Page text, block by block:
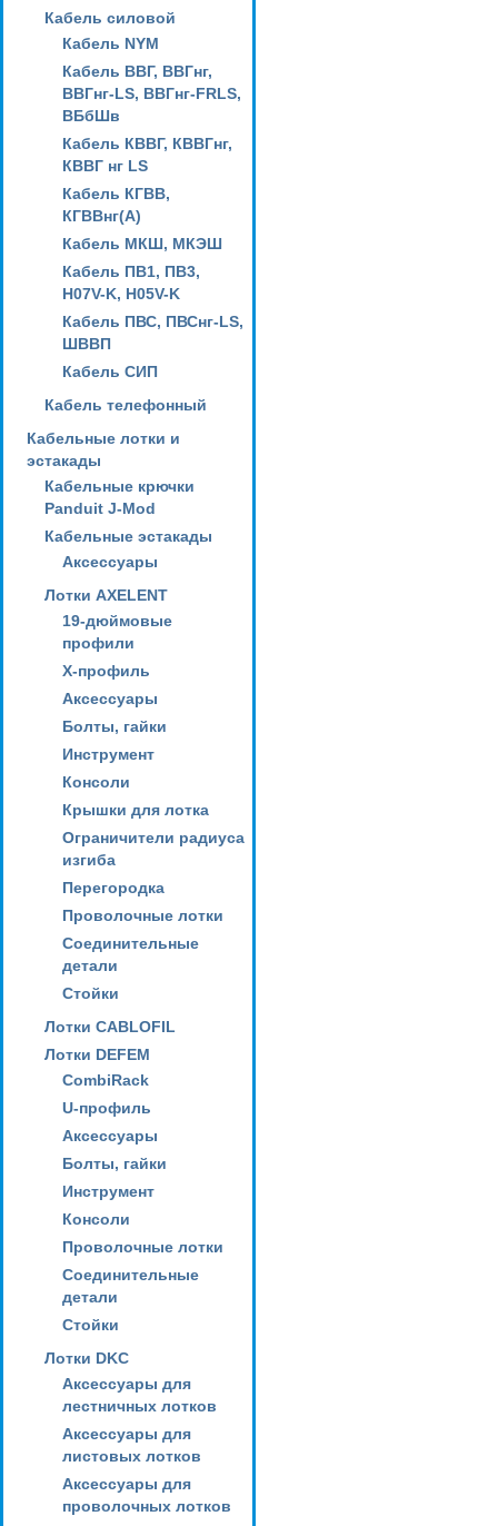
Кабель силовой
Кабель NYM
Кабель ВВГ, ВВГнг,
ВВГнг-LS, ВВГнг-FRLS,
ВБбШв
Кабель КВВГ, КВВГнг,
КВВГ нг LS
Кабель КГВВ,
КГВВнг(А)
Кабель МКШ, МКЭШ
Кабель ПВ1, ПВ3,
H07V-K, H05V-K
Кабель ПВС, ПВСнг-LS,
ШВВП
Кабель СИП
Кабель телефонный
Кабельные лотки и
эстакады
Кабельные крючки
Panduit J-Mod
Кабельные эстакады
Аксессуары
Лотки AXELENT
19-дюймовые
профили
X-профиль
Аксессуары
Болты, гайки
Инструмент
Консоли
Крышки для лотка
Ограничители радиуса
изгиба
Перегородка
Проволочные лотки
Соединительные
детали
Стойки
Лотки CABLOFIL
Лотки DEFEM
CombiRack
U-профиль
Аксессуары
Болты, гайки
Инструмент
Консоли
Проволочные лотки
Соединительные
детали
Стойки
Лотки DKC
Аксессуары для
лестничных лотков
Аксессуары для
листовых лотков
Аксессуары для
проволочных лотков